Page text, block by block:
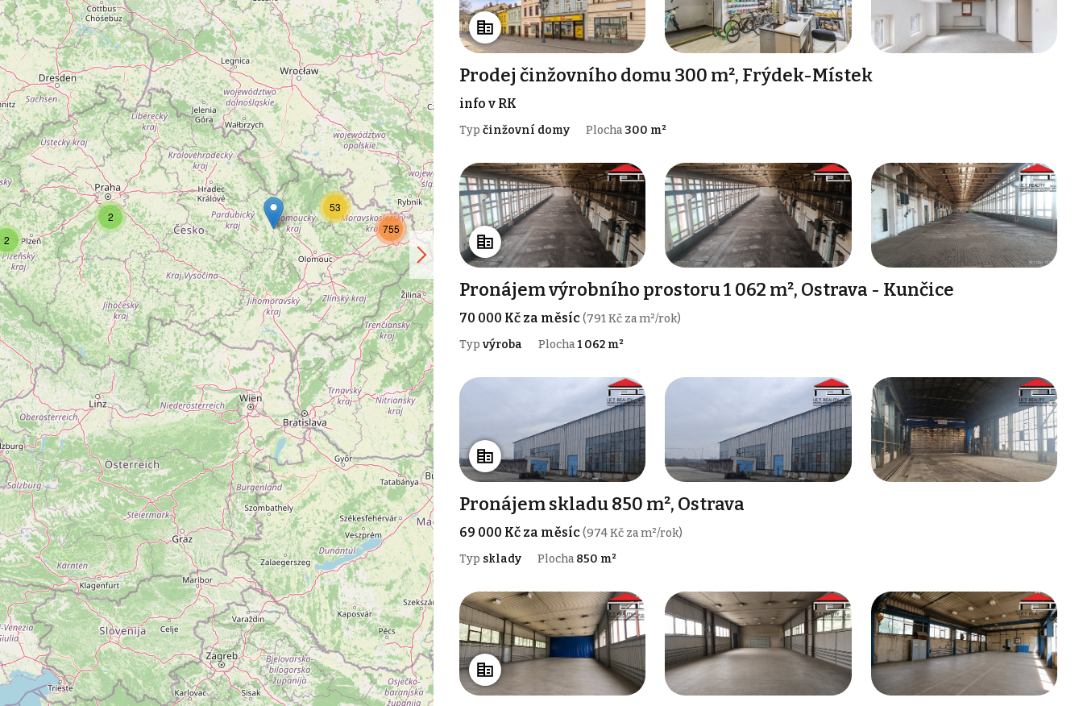
2
2
53
755
Prodej činžovního domu 300 m², Frýdek-Místek
info v RK
Typ činžovní domy Plocha 300 m²
Pronájem výrobního prostoru 1 062 m², Ostrava - Kunčice
70 000 Kč za měsíc(791 Kč za m²/rok)
Typ výroba Plocha1 062 m²
Pronájem skladu 850 m², Ostrava
69 000 Kč za měsíc(974 Kč za m²/rok)
Typ sklady Plocha 850 m²